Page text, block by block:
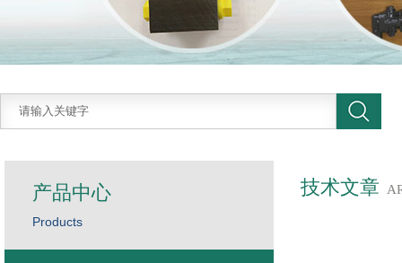
技术文章
产品中心
Products